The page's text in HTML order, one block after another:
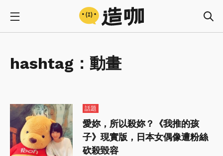
hashtag： 動畫
話題
愛妳，所以殺妳？《我推的孩
子》現實版，日本女偶像遭粉絲
砍殺毀容